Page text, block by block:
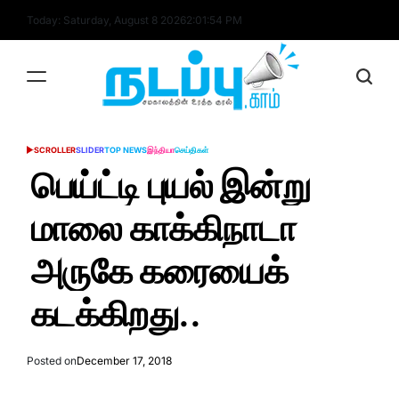
Today: Saturday, August 8 20262:01:55 PM
POSTED
SCROLLERSLIDERTOP NEWSஇந்தியாசெய்திகள்
பெய்ட்டி புயல் இன்று
மாலை காக்கிநாடா
அருகே கரையைக்
கடக்கிறது..
Posted onDecember 17, 2018